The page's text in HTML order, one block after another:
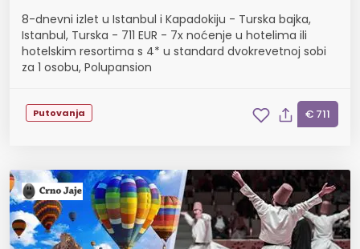
8-dnevni izlet u Istanbul i Kapadokiju - Turska bajka,
Istanbul, Turska - 711 EUR - 7x noćenje u hotelima ili
hotelskim resortima s 4* u standard dvokrevetnoj sobi
za 1 osobu, Polupansion
Putovanja € 711